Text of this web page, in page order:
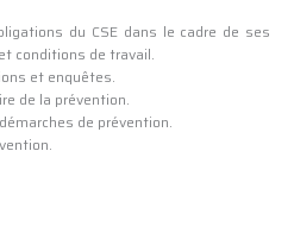
du CSE dans le cadre de ses
conditions de travail.
et enquêtes.
de la prévention.
de prévention.